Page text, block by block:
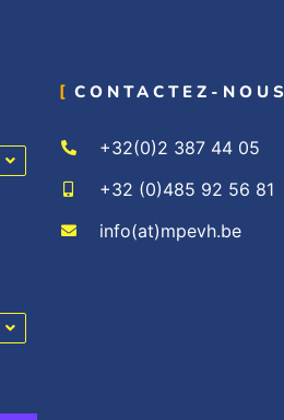
CONTACTEZ-NOUS
+32(0)2 387 44 05
+32 (0)485 92 56 81
info(at)mpevh.be